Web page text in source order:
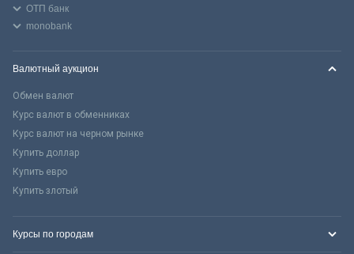
ОТП банк
monobank
Валютный аукцион
Обмен валют
Курс валют в обменниках
Курс валют на черном рынке
Купить доллар
Купить евро
Купить злотый
Курсы по городам